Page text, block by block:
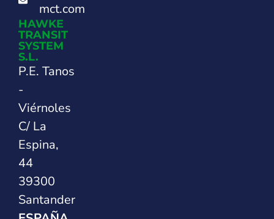
mct.com
HAWKE
TRANSIT
SYSTEM
S.L.
P.E. Tanos
-
Viérnoles
C/ La
Espina,
44
39300
Santander